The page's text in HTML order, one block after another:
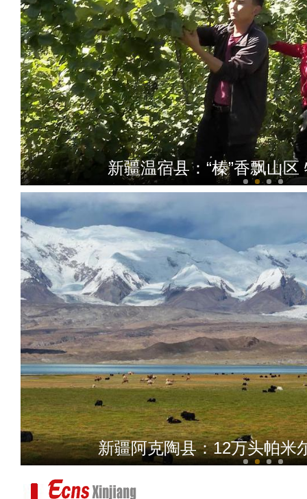
新疆温宿县：“榛”香飘山
新疆拜城县：前八月共接待
新疆阿克陶县：12万头帕米